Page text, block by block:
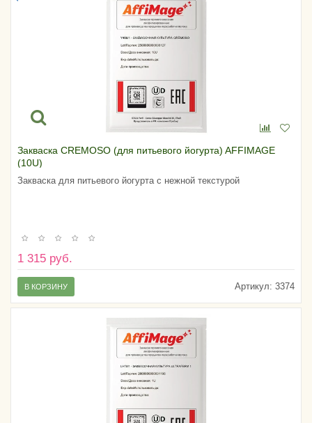
Закваска CREMOSO (для питьевого йогурта) AFFIMAGE
(10U)
Закваска для питьевого йогурта с нежной текстурой
1 315 руб.
Артикул: 3374
В КОРЗИНУ